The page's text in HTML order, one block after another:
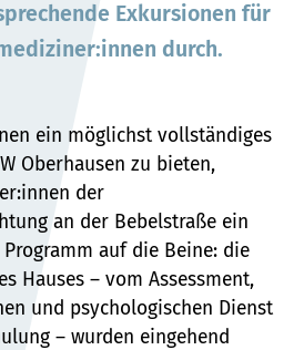
Exkursionen für
durch.
ein möglichst vollständiges
Oberhausen zu bieten,
der
an der Bebelstraße ein
auf die Beine: die
Hauses – vom Assessment,
und psychologischen Dienst
– wurden eingehend